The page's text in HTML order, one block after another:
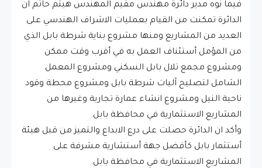
فيما نوه مدير دائرة مهندس مقيم المهندس هيثم حاتم ان
الدائرة تمكنت من القيام بعمليات الاشراف الهندسي على
العديد من المشاريع ومنها مشروع بناية شرطة بابل الذي
من المؤمل أستئناف العمل به في أقرب وقت ممكن
ومشروع مجمع تلال بابل السكني ومشروع المعمل
الشامل لتصليح آليات شرطة بابل ومشروع محطة وقود
ناحية النيل ومشروع انشاء عمارة تجارية وغيرها من
المشاريع الاستثمارية في محافظة بابل.
وأكد ان الدائرة حصلت على درع الابداع والتميز من قبل هيئة
أستثمار بابل كأفضل جهة أستشارية مشرفة على
المشاريع الاستثمارية في محافظة بابل.